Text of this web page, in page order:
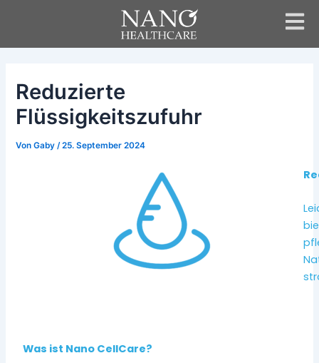
Reduzierte
Flüssigkeitszufuhr
VonGaby /25. September 2024
Was ist Nano CellCare?